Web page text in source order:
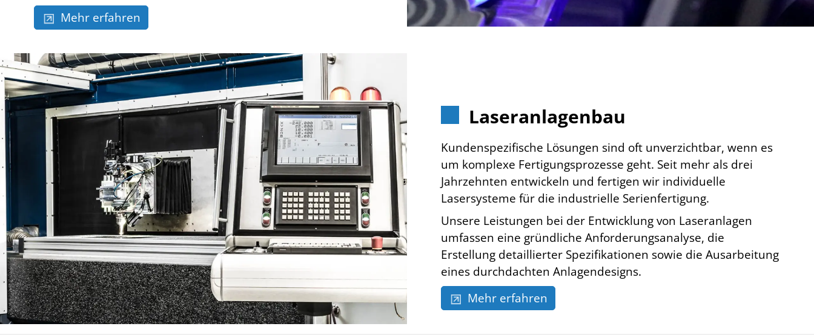
Mehr erfahren
Laseranlagenbau
Kundenspezifische Lösungen sind oft unverzichtbar, wenn es
um komplexe Fertigungsprozesse geht. Seit mehr als drei
Jahrzehnten entwickeln und fertigen wir individuelle
Lasersysteme für die industrielle Serienfertigung.
Unsere Leistungen bei der Entwicklung von Laseranlagen
umfassen eine gründliche Anforderungsanalyse, die
Erstellung detaillierter Spezifikationen sowie die Ausarbeitung
eines durchdachten Anlagendesigns.
Mehr erfahren